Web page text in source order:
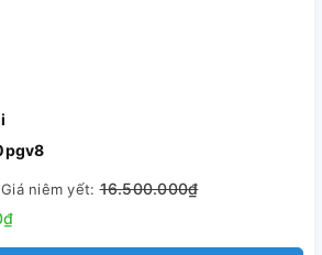
Giá niêm yết:16.500.000₫